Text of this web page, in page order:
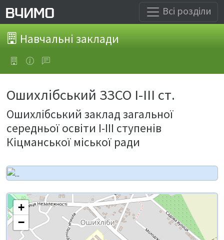
Всі розділи
Навчальні заклади
Ошихлібський ЗЗСО І-ІІІ ст.
Ошихлібський заклад загальної
середньої освіти І-ІІІ ступенів
Кіцманської міської ради
+
−